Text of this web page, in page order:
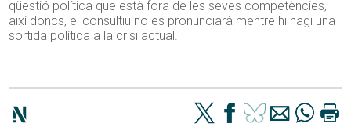
qüestió política que està fora de les seves competències,
així doncs, el consultiu no es pronunciarà mentre hi hagi una
sortida política a la crisi actual.